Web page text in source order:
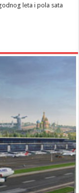
leta i pola sata